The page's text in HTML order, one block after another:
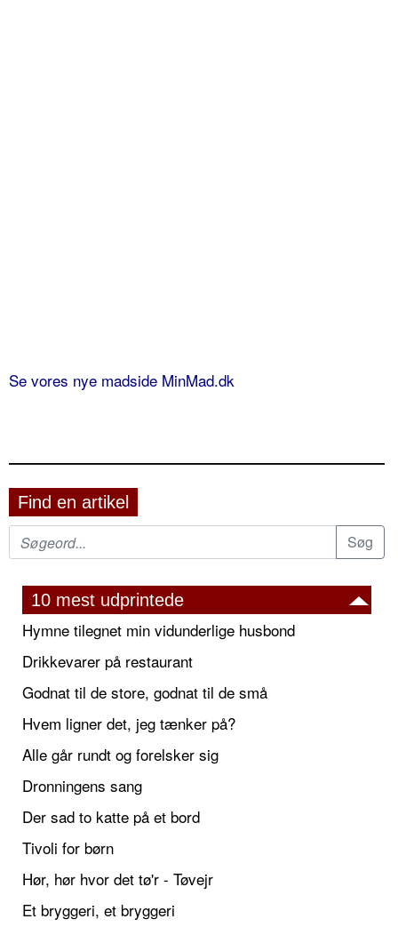
Se vores nye madside MinMad.dk
Find en artikel
10 mest udprintede
Hymne tilegnet min vidunderlige husbond
Drikkevarer på restaurant
Godnat til de store, godnat til de små
Hvem ligner det, jeg tænker på?
Alle går rundt og forelsker sig
Dronningens sang
Der sad to katte på et bord
Tivoli for børn
Hør, hør hvor det tø'r - Tøvejr
Et bryggeri, et bryggeri